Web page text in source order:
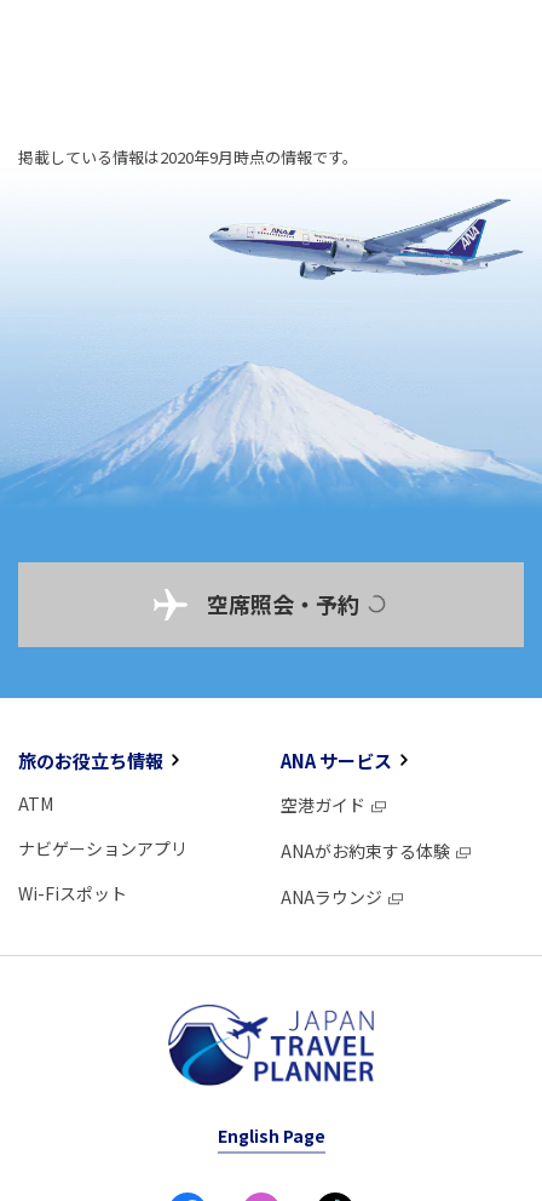
掲載している情報は2020年9月時点の情報です。
空席照会・予約
旅のお役立ち情報
ATM
ナビゲーションアプリ
Wi-Fiスポット
ANA サービス
空港ガイド
ANAがお約束する体験
ANAラウンジ
English Page